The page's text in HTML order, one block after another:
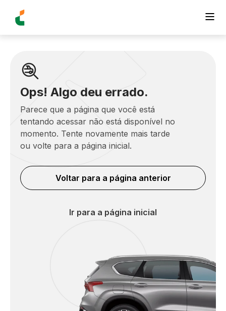
Ops! Algo deu errado.
Parece que a página que você está
tentando acessar não está disponível no
momento. Tente novamente mais tarde
ou volte para a página inicial.
Voltar para a página anterior
Ir para a página inicial